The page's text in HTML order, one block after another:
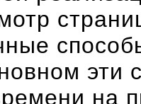
эти